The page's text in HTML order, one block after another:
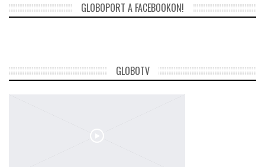
GLOBOPORT A FACEBOOKON!
GLOBOTV